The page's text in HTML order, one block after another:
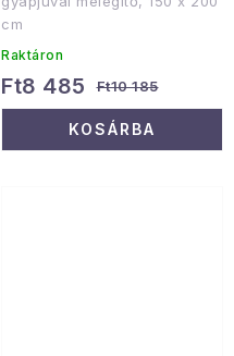
cm
Raktáron
Ft8 485 Ft10 185
KOSÁRBA